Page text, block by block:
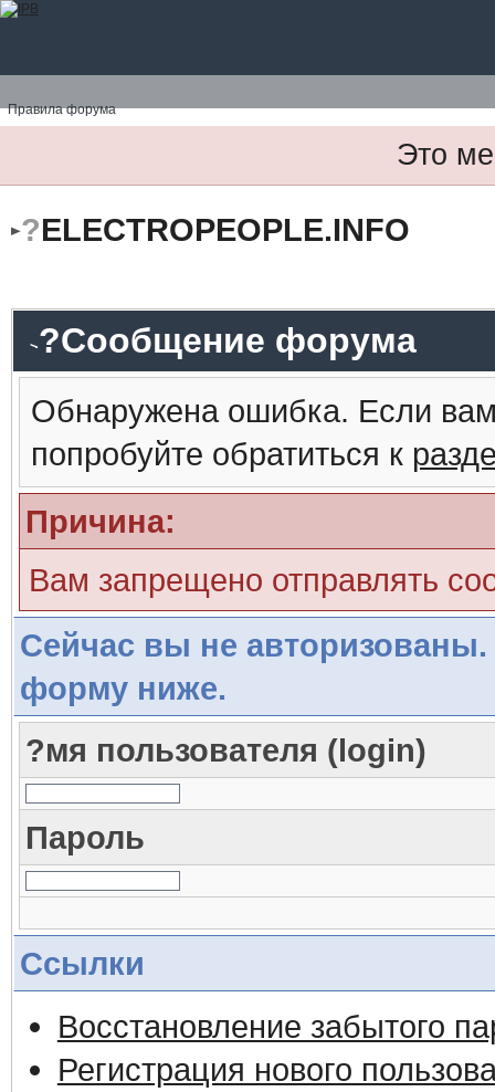
Правила форума
Это
?ELECTROPEOPLE.INFO
?Сообщение форума
Обнаружена ошибка. Если
попробуйте обратиться к
Причина:
Вам запрещено отправлять
Сейчас вы не авторизованы.
форму ниже.
?мя пользователя (login)
Пароль
Ссылки
Восстановление забытого
Регистрация нового